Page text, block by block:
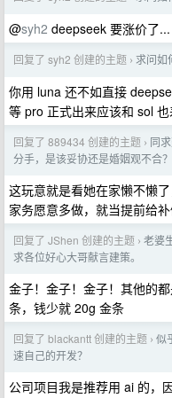
@syh2 deepseek 要涨价了...
回复了 syh2 创建的主题 › 求问如
你用 luna 还不如直接
等 pro 正式出来应该和 sol
回复了 889434 创建的主题 › 同
分手，是该妥协还是婚姻观不合？
这玩意就是看她在家懒不懒
家务愿意多做，就当提前给
回复了 JShen 创建的主题 › 老婆
求各位好心大哥献言建策。
金子！金子！金子！其他的
条，钱少就 20g 金条
回复了 blackantt 创建的主题 › 似
速自己的开发？
公司项目我是推荐用 ai 的，